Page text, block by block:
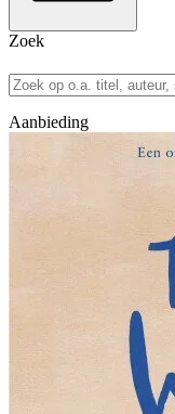
Zoek
Aanbieding